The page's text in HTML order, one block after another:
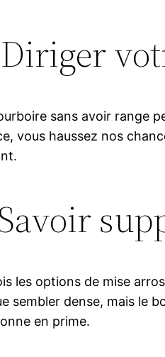
sans avoir range
vous haussez nos
les options de mise
sembler dense, mais le
en prime.